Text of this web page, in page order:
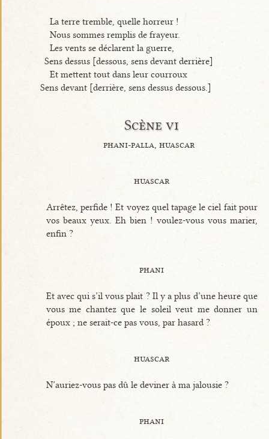
La terre tremble, quelle horreur !
Nous sommes remplis de frayeur.
Les vents se déclarent la guerre,
Sens dessus [dessous, sens devant derrière]
Et mettent tout dans leur courroux
Sens devant [derrière, sens dessus dessous.]
Scène vi
phani-palla, huascar
huascar
Arrêtez, perfide ! Et voyez quel tapage le ciel fait pour
vos beaux yeux. Eh bien ! voulez-vous vous marier,
enfin ?
phani
Et avec qui s’il vous plait ? Il y a plus d’une heure que
vous me chantez que le soleil veut me donner un
époux ; ne serait-ce pas vous, par hasard ?
huascar
N’auriez-vous pas dû le deviner à ma jalousie ?
phani